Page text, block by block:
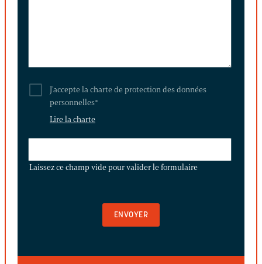
J'accepte la charte de protection des données
personnelles*
Lire la charte
CHAMP
Laissez ce champ vide pour valider le formulaire